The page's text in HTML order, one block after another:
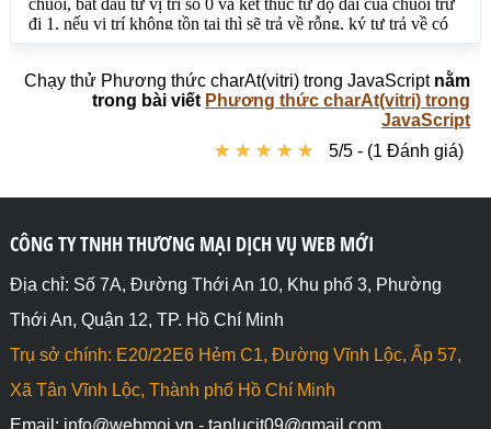
Chạy thử Phương thức charAt(vitri) trong JavaScript nằm
trong bài viết Phương thức charAt(vitri) trong
JavaScript
★ ★ ★ ★ ★
★ ★ ★ ★ ★ 5/5 - (1 Đánh giá)
CÔNG TY TNHH THƯƠNG MẠI DỊCH VỤ WEB MỚI
Địa chỉ: Số 7A, Đường Thới An 10, Khu phố 3, Phường
Thới An, Quận 12, TP. Hồ Chí Minh
Trụ sở chính: E20/22E6 Hẻm C1, Đường Vĩnh Lộc, Ấp 57,
Xã Tân Vĩnh Lộc, Thành phố Hồ Chí Minh
Email: info@webmoi.vn - tanlucit09@gmail.com